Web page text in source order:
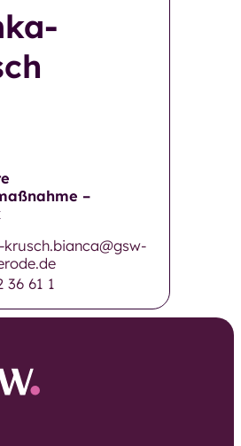
und Kontakte
–
36 61 1